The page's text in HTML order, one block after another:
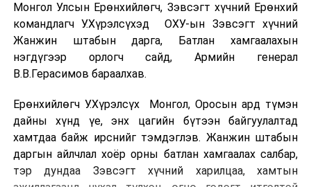
Монгол Улсын Ерөнхийлөгч, Зэвсэгт хүчний Ерөнхий
командлагч У.Хүрэлсүхэд ОХУ-ын Зэвсэгт хүчний
Жанжин штабын дарга, Батлан хамгаалахын
нэгдүгээр орлогч сайд, Армийн генерал
В.В.Герасимов бараалхав.
Ерөнхийлөгч У.Хүрэлсүх Монгол, Оросын ард түмэн
дайны хүнд үе, энх цагийн бүтээн байгуулалтад
хамтдаа байж ирснийг тэмдэглэв. Жанжин штабын
даргын айлчлал хоёр орны батлан хамгаалах салбар,
тэр дундаа Зэвсэгт хүчний харилцаа, хамтын